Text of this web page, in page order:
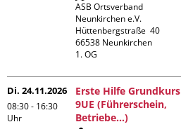
ASB Ortsverband
Neunkirchen e.V.
Hüttenbergstraße  40
66538 Neunkirchen
1. OG
Di. 24.11.2026
08:30 - 16:30
Uhr
Erste Hilfe Grundkurs
9UE (Führerschein,
Betriebe...)